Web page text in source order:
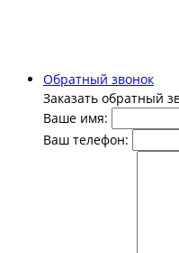
Обратный звонок
Заказать обратный
Ваше имя:
Ваш телефон: